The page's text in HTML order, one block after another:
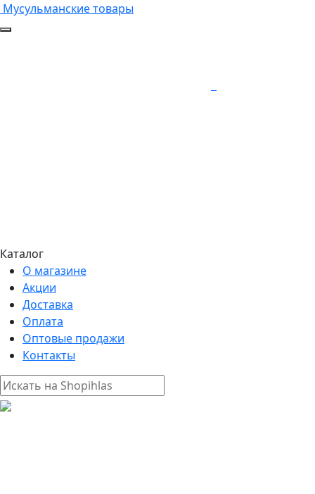
Мусульманские товары
Каталог
О магазине
Акции
Доставка
Оплата
Оптовые продажи
Контакты